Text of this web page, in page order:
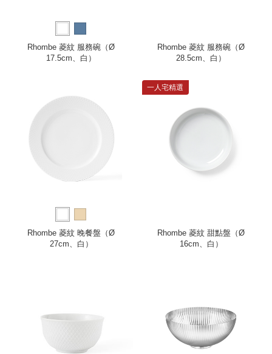
Rhombe 菱紋 服務碗（Ø
17.5cm、白）
Rhombe 菱紋 服務碗（Ø
28.5cm、白）
Rhombe 菱紋 晚餐盤（Ø
27cm、白）
一人宅精選
Rhombe 菱紋 甜點盤（Ø
16cm、白）